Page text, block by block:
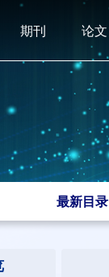
期刊 论文
最新目录